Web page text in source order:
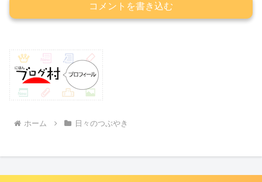
コメントを書き込む
ホーム 日々のつぶやき